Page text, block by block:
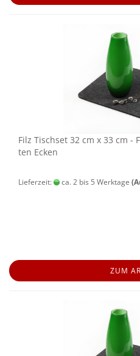
Filz Tisch­set 32 cm x 33 cm
ten Ecken
Lieferzeit: ca. 2 bis 5 Werktage
ZUM